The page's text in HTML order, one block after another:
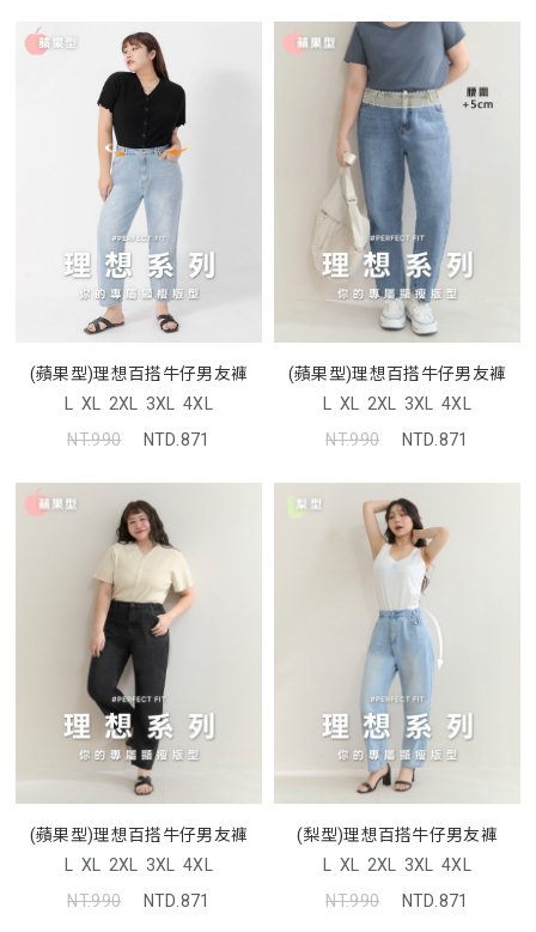
(蘋果型)理想百搭牛仔男友褲
L XL 2XL 3XL 4XL
NT.990
NTD.871
(蘋果型)理想百搭牛仔男友褲
L XL 2XL 3XL 4XL
NT.990
NTD.871
(蘋果型)理想百搭牛仔男友褲
L XL 2XL 3XL 4XL
NT.990
NTD.871
(梨型)理想百搭牛仔男友褲
L XL 2XL 3XL 4XL
NT.990
NTD.871